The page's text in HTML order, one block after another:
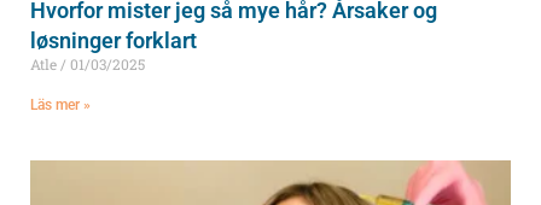
Hvorfor mister jeg så mye hår? Årsaker og
løsninger forklart
Atle 01/03/2025
Läs mer »